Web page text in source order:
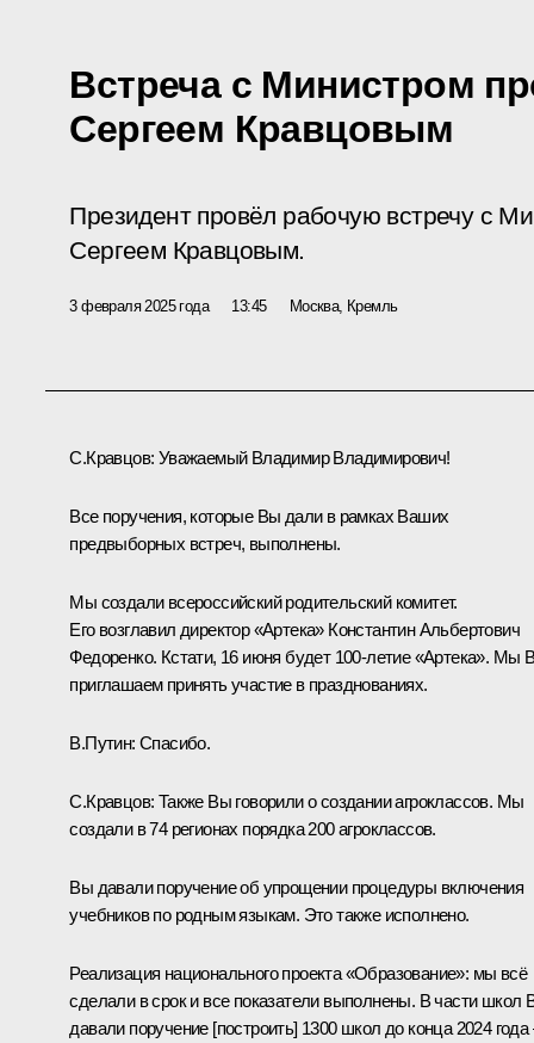
Встреча с Министром
Сергеем Кравцовым
Президент провёл рабочую встречу с
Сергеем Кравцовым.
3 февраля 2025 года 13:45 Москва, Кремль
С.Кравцов: Уважаемый Владимир Владимирович!
Все поручения, которые Вы дали в рамках Ваших
предвыборных встреч, выполнены.
Мы создали всероссийский родительский комитет.
Его возглавил директор «Артека» Константин Альбертович
Федоренко. Кстати, 16 июня будет 100-летие «Артека». Мы
приглашаем принять участие в празднованиях.
В.Путин: Спасибо.
С.Кравцов: Также Вы говорили о создании агроклассов. Мы
создали в 74 регионах порядка 200 агроклассов.
Вы давали поручение об упрощении процедуры включения
учебников по родным языкам. Это также исполнено.
Реализация национального проекта «Образование»: мы всё
сделали в срок и все показатели выполнены. В части школ
давали поручение [построить] 1300 школ до конца 2024 года